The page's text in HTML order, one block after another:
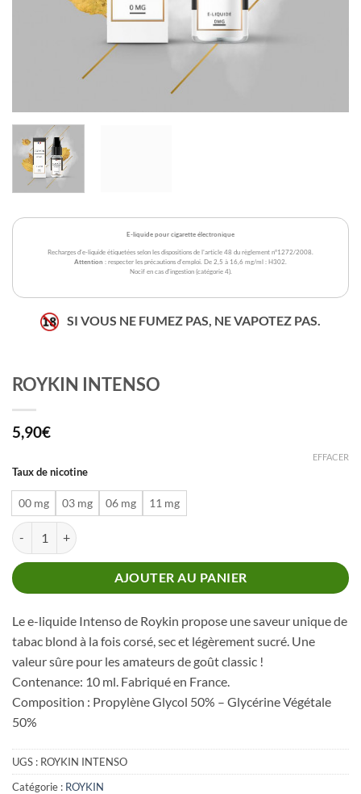
E-liquide pour cigarette électronique
Recharges d'e-liquide étiquetées selon les dispositions de l'article 48 du règlement n°1272/2008.
Attention : respecter les précautions d'emploi. De 2,5 à 16,6 mg/ml : H302.
Nocif en cas d'ingestion (catégorie 4).
SI VOUS NE FUMEZ PAS, NE VAPOTEZ PAS.
ROYKIN INTENSO
5,90€
Taux de nicotine
00 mg 03 mg 06 mg 11 mg
EFFACER
quantité de ROYKIN INTENSO
AJOUTER AU PANIER
Le e-liquide Intenso de Roykin propose une saveur unique de
tabac blond à la fois corsé, sec et légèrement sucré. Une
valeur sûre pour les amateurs de goût classic !
Contenance: 10 ml. Fabriqué en France.
Composition : Propylène Glycol 50% – Glycérine Végétale
50%
UGS : ROYKIN INTENSO
Catégorie : ROYKIN